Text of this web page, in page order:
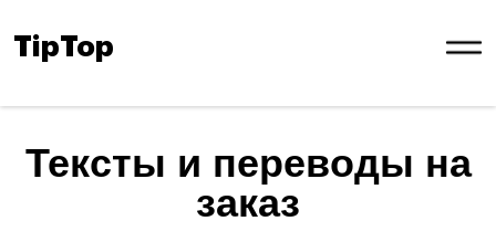
TipTop
Тексты и переводы на
заказ